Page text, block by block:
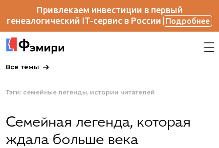
Привлекаем инвестиции в первый
генеалогический IT-сервис в России
Подробнее
Тэги: семейные легенды истории читателей
Все темы
Семейная легенда, которая
ждала больше века